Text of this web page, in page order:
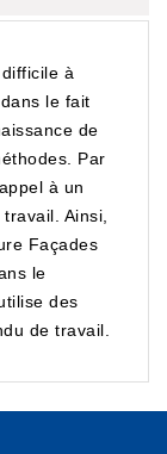
à
le fait
de
Par
à un
Ainsi,
Façades
le
des
de travail.